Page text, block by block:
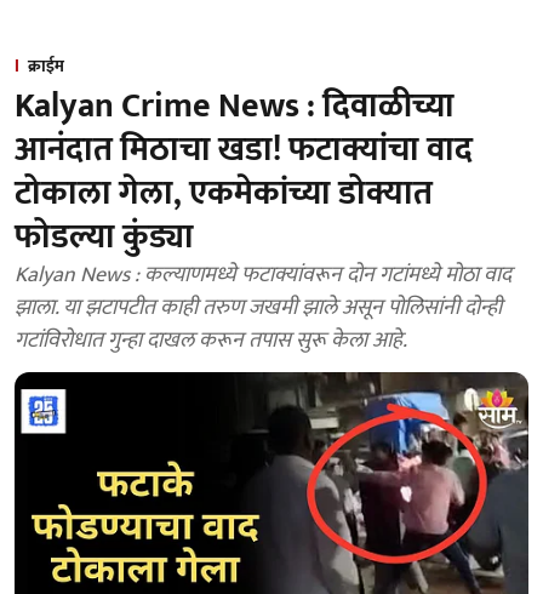
क्राईम
Kalyan Crime News : दिवाळीच्या
आनंदात मिठाचा खडा! फटाक्यांचा वाद
टोकाला गेला, एकमेकांच्या डोक्यात
फोडल्या कुंड्या
Kalyan News : कल्याणमध्ये फटाक्यांवरून दोन गटांमध्ये मोठा वाद
झाला. या झटापटीत काही तरुण जखमी झाले असून पोलिसांनी दोन्ही
गटांविरोधात गुन्हा दाखल करून तपास सुरू केला आहे.